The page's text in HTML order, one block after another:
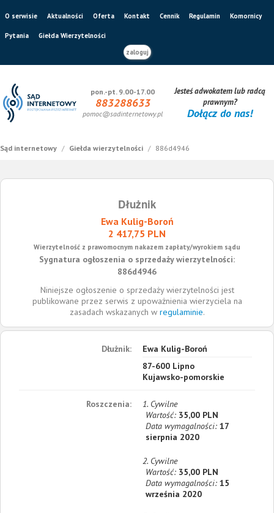
O serwisie Aktualności Oferta Kontakt Cennik Regulamin Komornicy
Pytania
Giełda Wierzytelności
zaloguj
pon.-pt. 9.00-17.00
883288633
pomoc@sadinternetowy.pl
Jesteś adwokatem lub radcą
prawnym?
Dołącz do nas!
Sąd internetowy / Giełda wierzytelności / 886d4946
Dłużnik
Ewa Kulig-Boroń
2 417,75 PLN
Wierzytelność z prawomocnym nakazem zapłaty/wyrokiem sądu
Sygnatura ogłoszenia o sprzedaży wierzytelności:
886d4946
Niniejsze ogłoszenie o sprzedaży wierzytelności jest
publikowane przez serwis z upoważnienia wierzyciela na
zasadach wskazanych w regulaminie.
Dłużnik:
Ewa Kulig-Boroń
87-600 Lipno
Kujawsko-pomorskie
Roszczenia:
1. Cywilne
Wartość: 35,00 PLN
Data wymagalności:17
sierpnia 2020
2. Cywilne
Wartość: 35,00 PLN
Data wymagalności:15
września 2020